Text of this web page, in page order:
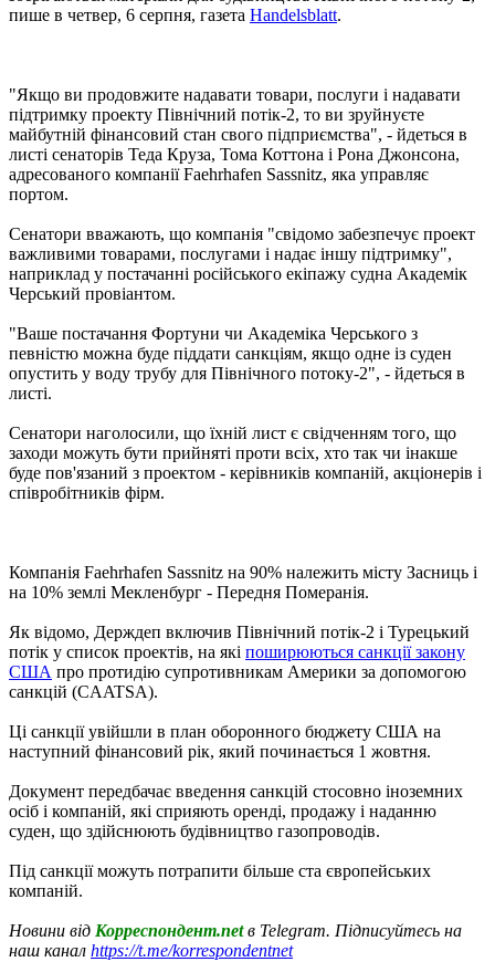
пише в четвер, 6 серпня, газета Handelsblatt.
"Якщо ви продовжите надавати товари, послуги і надавати
підтримку проекту Північний потік-2, то ви зруйнуєте
майбутній фінансовий стан свого підприємства", - йдеться в
листі сенаторів Теда Круза, Тома Коттона і Рона Джонсона,
адресованого компанії Faehrhafen Sassnitz, яка управляє
портом.
Сенатори вважають, що компанія "свідомо забезпечує проект
важливими товарами, послугами і надає іншу підтримку",
наприклад у постачанні російського екіпажу судна Академік
Черський провіантом.
"Ваше постачання Фортуни чи Академіка Черського з
певністю можна буде піддати санкціям, якщо одне із суден
опустить у воду трубу для Північного потоку-2", - йдеться в
листі.
Сенатори наголосили, що їхній лист є свідченням того, що
заходи можуть бути прийняті проти всіх, хто так чи інакше
буде пов'язаний з проектом - керівників компаній, акціонерів і
співробітників фірм.
Компанія Faehrhafen Sassnitz на 90% належить місту Засниць і
на 10% землі Мекленбург - Передня Померанія.
Як відомо, Держдеп включив Північний потік-2 і Турецький
потік у список проектів, на які поширюються санкції закону
США про протидію супротивникам Америки за допомогою
санкцій (CAATSA).
Ці санкції увійшли в план оборонного бюджету США на
наступний фінансовий рік, який починається 1 жовтня.
Документ передбачає введення санкцій стосовно іноземних
осіб і компаній, які сприяють оренді, продажу і наданню
суден, що здійснюють будівництво газопроводів.
Під санкції можуть потрапити більше ста європейських
компаній.
Новини від Корреспондент.netв Telegram. Підписуйтесь на
наш канал https://t.me/korrespondentnet